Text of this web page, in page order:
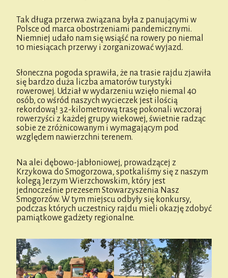
Tak długa przerwa związana była z panującymi w
Polsce od marca obostrzeniami pandemicznymi.
Niemniej udało nam się wsiąść na rowery po niemal
10 miesiącach przerwy i zorganizować wyjazd.
Słoneczna pogoda sprawiła, że na trasie rajdu zjawiła
się bardzo duża liczba amatorów turystyki
rowerowej. Udział w wydarzeniu wzięło niemal 40
osób, co wśród naszych wycieczek jest ilością
rekordową! 32-kilometrową trasę pokonali wczoraj
rowerzyści z każdej grupy wiekowej, świetnie radząc
sobie ze zróżnicowanym i wymagającym pod
względem nawierzchni terenem.
Na alei dębowo-jabłoniowej, prowadzącej z
Krzykowa do Smogorzowa, spotkaliśmy się z naszym
kolegą Jerzym Wierzchowskim, który jest
jednocześnie prezesem Stowarzyszenia Nasz
Smogorzów. W tym miejscu odbyły się konkursy,
podczas których uczestnicy rajdu mieli okazję zdobyć
pamiątkowe gadżety regionalne.